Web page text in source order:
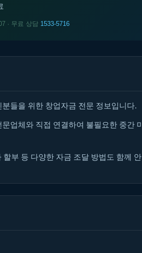
· 무료 상담 1533-5716
들을 위한 창업자금 전문 정보입니다.
업체와 직접 연결하여 불필요한 중간
할부 등 다양한 자금 조달 방법도 함께